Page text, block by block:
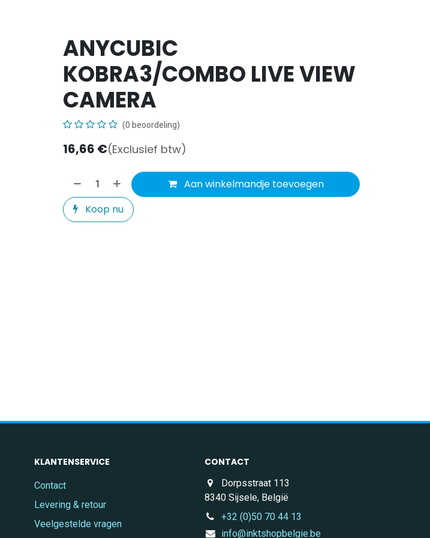
ANYCUBIC
KOBRA3/COMBO LIVE VIEW
CAMERA
(0 beoordeling)
16,66 €(Exclusief btw)
Aan winkelmandje toevoegen
Koop nu
KLANTENSERVICE
Contact
Levering & retour
Veelgestelde vragen
CONTACT
Dorpsstraat 113
8340 Sijsele, België
+32 (0)50 70 44 13
info@inktshopbelgie.be